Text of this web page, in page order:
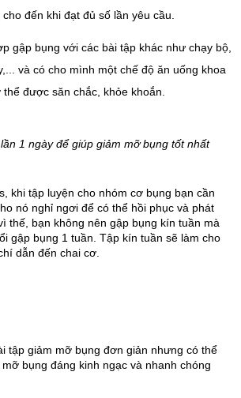
đến khi đạt đủ số lần yêu cầu.
gập bụng với các bài tập khác như chạy bộ,
và có cho mình một chế độ ăn uống khoa
thể được săn chắc, khỏe khoắn.
1 ngày để giúp giảm mỡ bụng tốt nhất
khi tập luyện cho nhóm cơ bụng bạn cần
nó nghỉ ngơi để có thể hồi phục và phát
thế, bạn không nên gập bụng kín tuần mà
gập bụng 1 tuần. Tập kín tuần sẽ làm cho
dẫn đến chai cơ.
tập giảm mỡ bụng đơn giản nhưng có thể
bụng đáng kinh ngạc và nhanh chóng